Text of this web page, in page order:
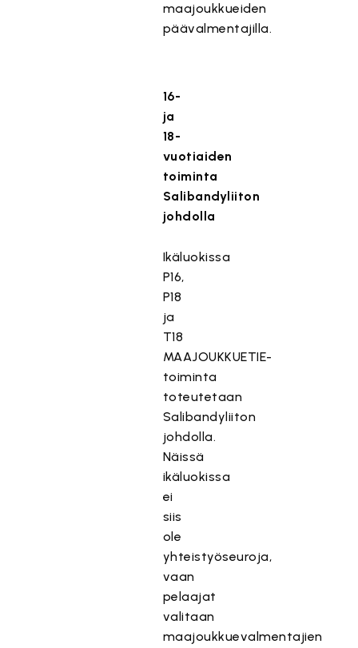
maajoukkueiden
päävalmentajilla.
16-
ja
18-
vuotiaiden
toiminta
Salibandyliiton
johdolla
Ikäluokissa
P16,
P18
ja
T18
MAAJOUKKUETIE-
toiminta
toteutetaan
Salibandyliiton
johdolla.
Näissä
ikäluokissa
ei
siis
ole
yhteistyöseuroja,
vaan
pelaajat
valitaan
maajoukkuevalmentajien